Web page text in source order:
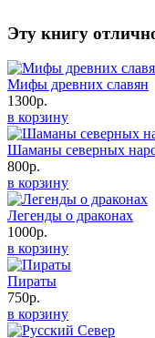
Эту книгу
Мифы древних славян
1300р.
в корзину
Шаманы северных
800р.
в корзину
Легенды о драконах
1000р.
в корзину
Пираты
750р.
в корзину